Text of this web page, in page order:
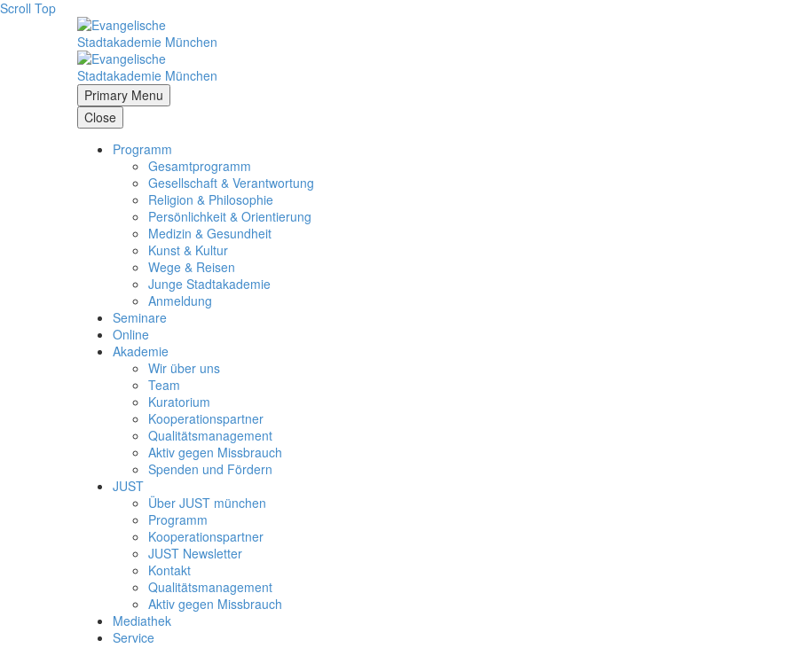
Scroll Top
Primary Menu
Close
Programm
Gesamtprogramm
Gesellschaft & Verantwortung
Religion & Philosophie
Persönlichkeit & Orientierung
Medizin & Gesundheit
Kunst & Kultur
Wege & Reisen
Junge Stadtakademie
Anmeldung
Seminare
Online
Akademie
Wir über uns
Team
Kuratorium
Kooperationspartner
Qualitätsmanagement
Aktiv gegen Missbrauch
Spenden und Fördern
JUST
Über JUST münchen
Programm
Kooperationspartner
JUST Newsletter
Kontakt
Qualitätsmanagement
Aktiv gegen Missbrauch
Mediathek
Service